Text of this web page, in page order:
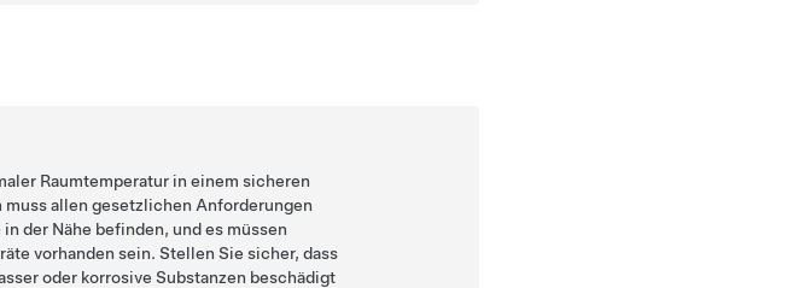
Raumtemperatur in einem sicheren
allen gesetzlichen Anforderungen
der Nähe befinden, und es müssen
vorhanden sein. Stellen Sie sicher, dass
oder korrosive Substanzen beschädigt